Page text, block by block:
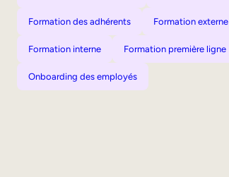
Formation des adhérents Formation externe
Formation interne Formation première ligne
Onboarding des employés